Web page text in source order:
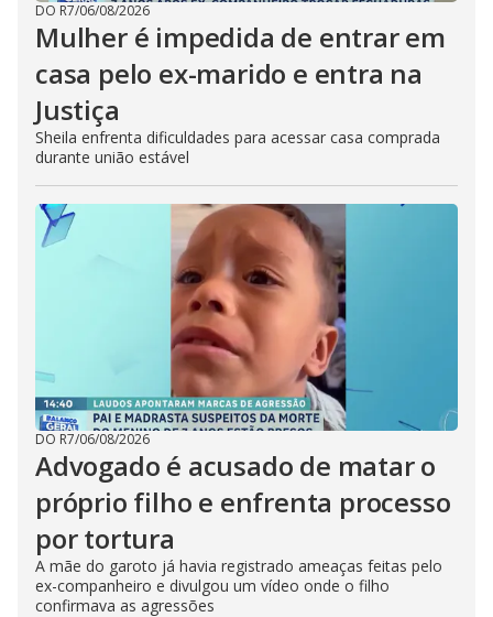
DO R7/06/08/2026
Mulher é impedida de entrar em
casa pelo ex-marido e entra na
Justiça
Sheila enfrenta dificuldades para acessar casa comprada
durante união estável
DO R7/06/08/2026
Advogado é acusado de matar o
próprio filho e enfrenta processo
por tortura
A mãe do garoto já havia registrado ameaças feitas pelo
ex-companheiro e divulgou um vídeo onde o filho
confirmava as agressões